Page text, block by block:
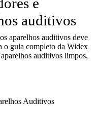
auditivos
aparelhos auditivos deve
o guia completo da Widex
auditivos limpos,
Auditivos